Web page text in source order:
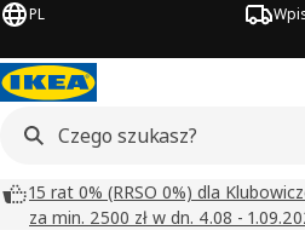
PL
15 rat 0% (RRSO 0%) dla
za min. 2500 zł w dn. 4.08 -